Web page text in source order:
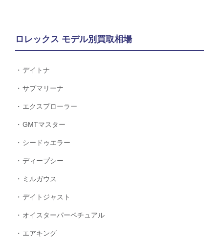
ロレックス モデル別買取相場
デイトナ
サブマリーナ
エクスプローラー
GMTマスター
シードゥエラー
ディープシー
ミルガウス
デイトジャスト
オイスターパーペチュアル
エアキング